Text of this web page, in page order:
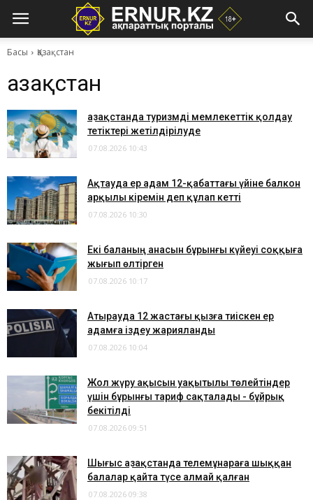
Басы Қазақстан
Қазақстан
Қазақстанда туризмді мемлекеттік қолдау
тетіктері жетілдірілуде
07.08.2026 10:43
Ақтауда ер адам 12-қабаттағы үйіне балкон
арқылы кіремін деп құлап кетті
07.08.2026 10:30
Екі баланың анасын бұрынғы күйеуі соққыға
жығып өлтірген
07.08.2026 10:17
Атырауда 12 жастағы қызға тиіскен ер
адамға іздеу жарияланды
07.08.2026 10:04
Жол жүру ақысын уақытылы төлейтіндер
үшін бұрынғы тариф сақталады - бұйрық
бекітілді
07.08.2026 09:51
Шығыс Қазақстанда телемұнараға шыққан
балалар қайта түсе алмай қалған
07.08.2026 09:38